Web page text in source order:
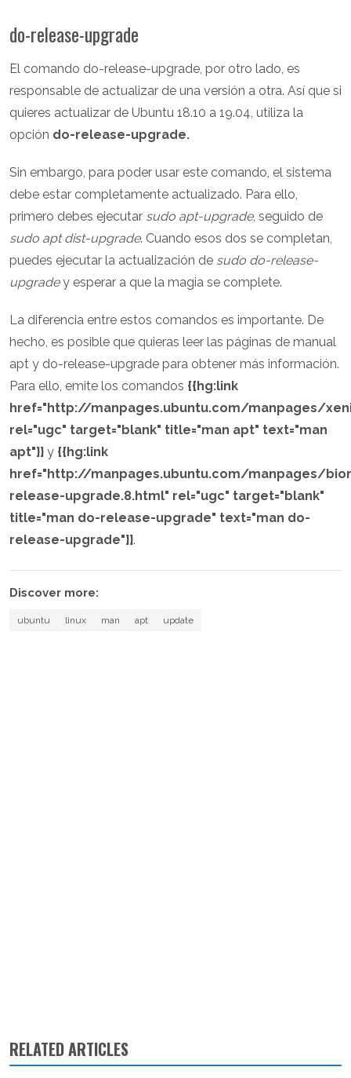
do-release-upgrade
El comando do-release-upgrade, por otro lado, es
responsable de actualizar de una versión a otra. Así que si
quieres actualizar de Ubuntu 18.10 a 19.04, utiliza la
opción do-release-upgrade.
Sin embargo, para poder usar este comando, el sistema
debe estar completamente actualizado. Para ello,
primero debes ejecutar sudo apt-upgrade, seguido de
sudo apt dist-upgrade. Cuando esos dos se completan,
puedes ejecutar la actualización de sudo do-release-
upgradey esperar a que la magia se complete.
La diferencia entre estos comandos es importante. De
hecho, es posible que quieras leer las páginas de manual
apt y do-release-upgrade para obtener más información.
Para ello, emite los comandos {{hg:link
href="http://manpages.ubuntu.com/manpages/
rel="ugc" target="blank" title="man apt" text="man
apt"}} y {{hg:link
href="http://manpages.ubuntu.com/manpages/
release-upgrade.8.html" rel="ugc" target="blank"
title="man do-release-upgrade" text="man do-
release-upgrade"}}.
Discover more:
ubuntu linux man apt update
RELATED ARTICLES